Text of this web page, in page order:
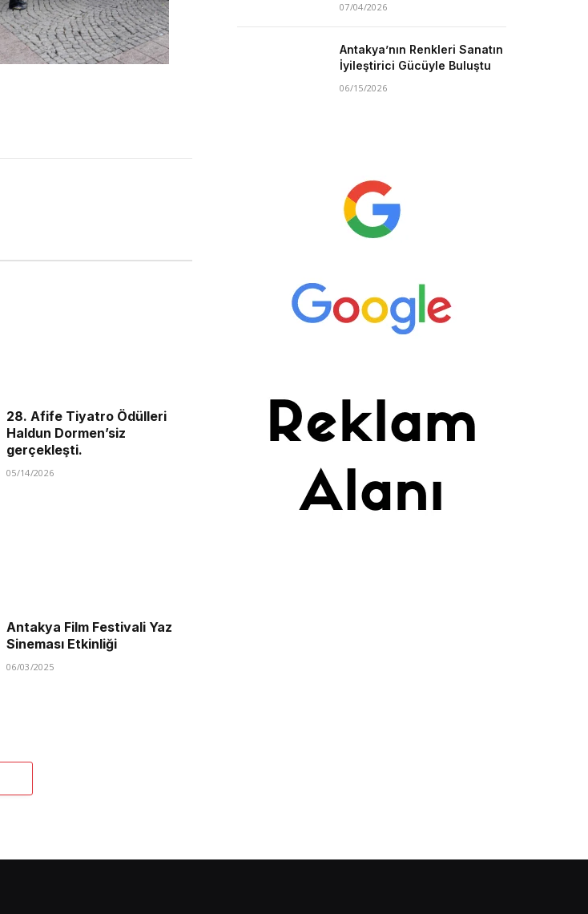
28. Afife Tiyatro Ödülleri
Haldun Dormen’siz
gerçekleşti.
05/14/2026
Antakya Film Festivali Yaz
Sineması Etkinliği
06/03/2025
07/04/2026
Antakya’nın Renkleri Sanatın
İyileştirici Gücüyle Buluştu
06/15/2026